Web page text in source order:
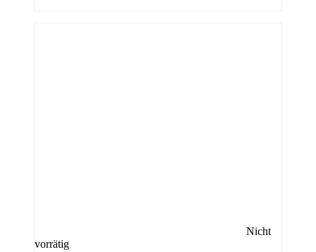
Nicht
vorrätig